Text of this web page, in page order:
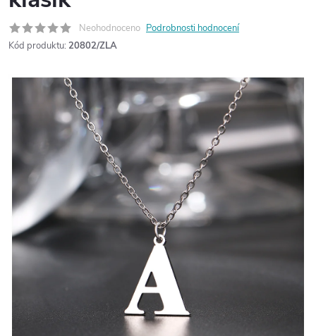
Neohodnoceno Podrobnosti hodnocení
Kód produktu: 20802/ZLA